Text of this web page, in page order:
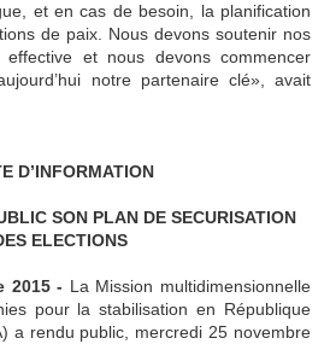
et en cas de besoin, la planification
de paix. Nous devons soutenir nos
et nous devons commencer
notre partenaire clé», avait
D’INFORMATION
SON PLAN DE SECURISATION
ELECTIONS
2015 - La Mission multidimensionnelle
pour la stabilisation en République
a rendu public, mercredi 25 novembre